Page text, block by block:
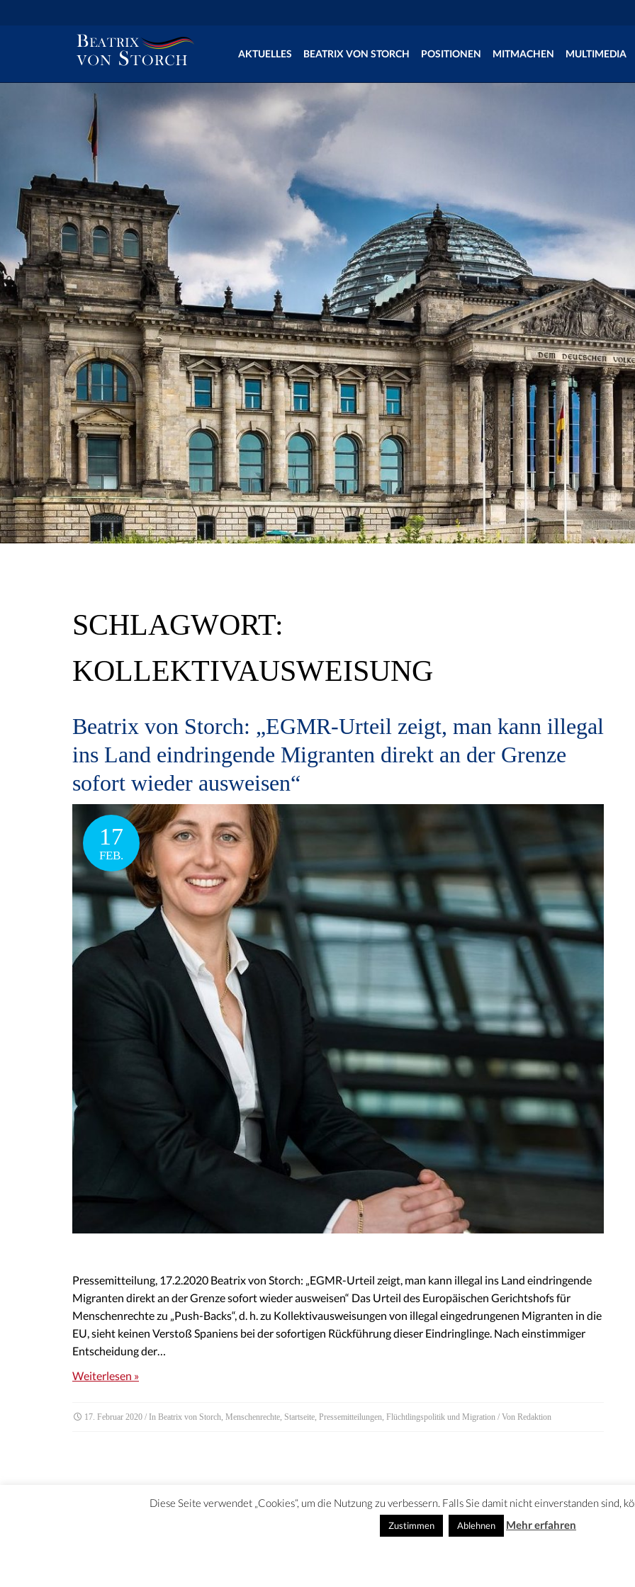
AKTUELLES BEATRIX VON STORCH POSITIONEN MITMACHEN MULTIMEDIA
SCHLAGWORT:
KOLLEKTIVAUSWEISUNG
Beatrix von Storch: „EGMR-Urteil zeigt, man kann illegal
ins Land eindringende Migranten direkt an der Grenze
sofort wieder ausweisen“
17
FEB.
Pressemitteilung, 17.2.2020 Beatrix von Storch: „EGMR-Urteil zeigt, man kann illegal ins Land eindringende
Migranten direkt an der Grenze sofort wieder ausweisen“ Das Urteil des Europäischen Gerichtshofs für
Menschenrechte zu „Push-Backs“, d. h. zu Kollektivausweisungen von illegal eingedrungenen Migranten in die
EU, sieht keinen Verstoß Spaniens bei der sofortigen Rückführung dieser Eindringlinge. Nach einstimmiger
Entscheidung der…
Weiterlesen »
17. Februar 2020 / In Beatrix von Storch Menschenrechte Startseite Pressemitteilungen Flüchtlingspolitik und Migration / Von Redaktion
Diese Seite verwendet „Cookies“, um die Nutzung zu verbessern. Falls Sie damit nicht einverstanden sind,
Zustimmen Ablehnen Mehr erfahren